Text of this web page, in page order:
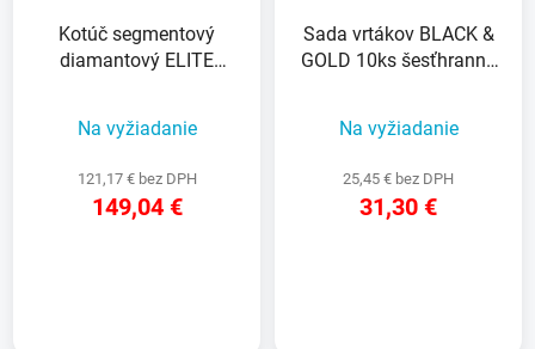
Kotúč segmentový
diamantový ELITE
Na vyžiadanie
121,17 € bez DPH
149,04 €
Sada vrtákov BLACK &
GOLD 10ks šesťhranná
Na vyžiadanie
25,45 € bez DPH
31,30 €